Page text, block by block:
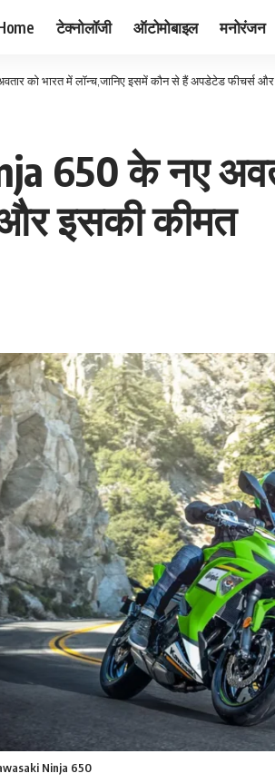
टेक्नोलॉजी ऑटोमोबाइल मनोरंजन
को भारत में लॉन्च,जानिए इसमें कौन से हैं अपडेटेड फीचर्स
650 के नए
इसकी कीमत
Ninja 650